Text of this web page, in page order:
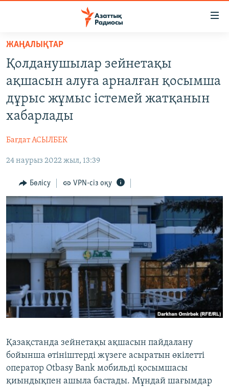
Skip
main
content
to
main
Skip
to
САЯСАТ
ҚАҢТАР ОҚИҒАСЫ
ӘЛЕУМЕТ
ӘЛЕМ
АРНАЙЫ ЖОБАЛАР
Русский
ЖАЗЫЛЫҢЫЗ
Басқа тілдерде
ЖАҢАЛЫҚТАР
Қолданушылар зейнетақы
ақшасын алуға арналған қосымша
дұрыс жұмыс істемей жатқанын
хабарлады
Бағдат АСЫЛБЕК
24 наурыз 2022 жыл, 13:39
Бөлісу VPN-сіз оқу
Қазақстанда зейнетақы ақшасын пайдалану
бойынша өтініштерді жүзеге асыратын өкілетті
оператор Оtbasy Bank мобильді қосымшасы
қиындықпен ашыла бастады. Мұндай шағымдар